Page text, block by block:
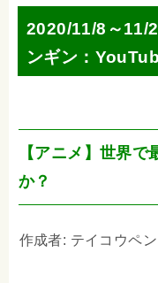
2020/11/8～11/
ンギン：
【アニメ】世界
か？
作成者: テイコウペ